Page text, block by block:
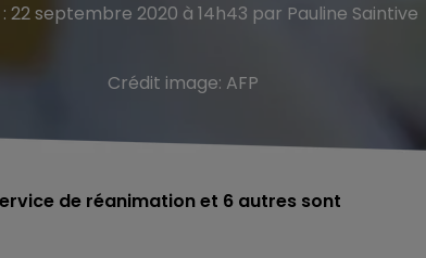
: 22 septembre 2020 à 14h43 par Pauline Saintive
Crédit image: AFP
de réanimation et 6 autres sont